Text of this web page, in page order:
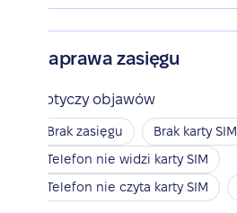
Naprawa zasięgu
Dotyczy objawów
Brak zasięgu
Brak karty SIM
Telefon nie widzi karty SIM
Telefon nie czyta karty SIM